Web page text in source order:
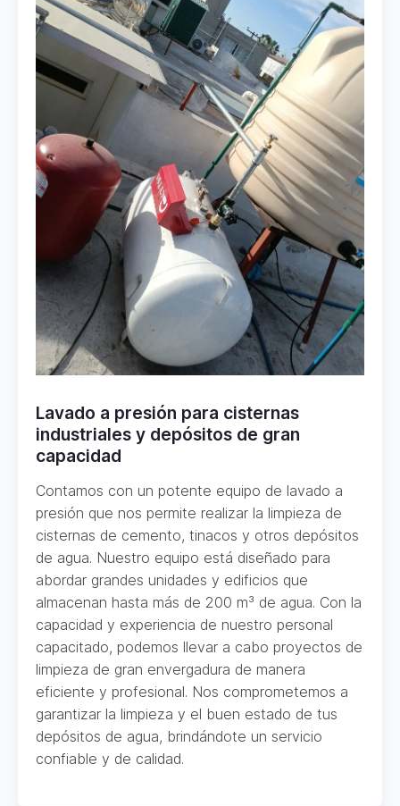
Lavado a presión para cisternas
industriales y depósitos de gran
capacidad
Contamos con un potente equipo de lavado a
presión que nos permite realizar la limpieza de
cisternas de cemento, tinacos y otros depósitos
de agua. Nuestro equipo está diseñado para
abordar grandes unidades y edificios que
almacenan hasta más de 200 m³ de agua. Con la
capacidad y experiencia de nuestro personal
capacitado, podemos llevar a cabo proyectos de
limpieza de gran envergadura de manera
eficiente y profesional. Nos comprometemos a
garantizar la limpieza y el buen estado de tus
depósitos de agua, brindándote un servicio
confiable y de calidad.